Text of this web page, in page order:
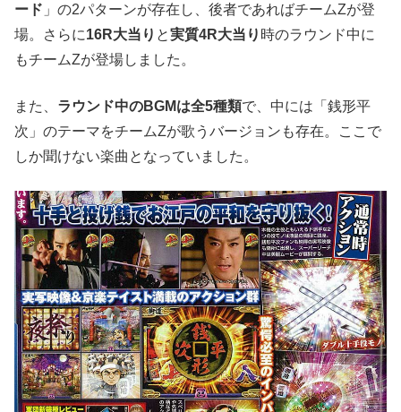
ード 」の2パターンが存在し、後者であればチームZが登
場。さらに16R大当り と実質4R大当り 時のラウンド中に
もチームZが登場しました。
また、 ラウンド中のBGMは全5種類で、中には「銭形平
次」のテーマをチームZが歌うバージョンも存在。ここで
しか聞けない楽曲となっていました。